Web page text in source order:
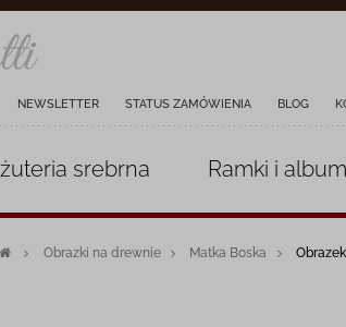
NEWSLETTER STATUS ZAMÓWIENIA BLOG
srebrna Ramki i
Obrazki na drewnie Matka Boska